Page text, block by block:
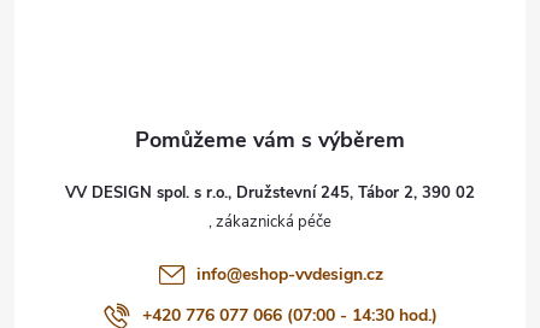
VV DESIGN spol. s r.o., Družstevní 245, Tábor 2, 390 02
info@eshop-vvdesign.cz
+420 776 077 066 (07:00 - 14:30 hod.)